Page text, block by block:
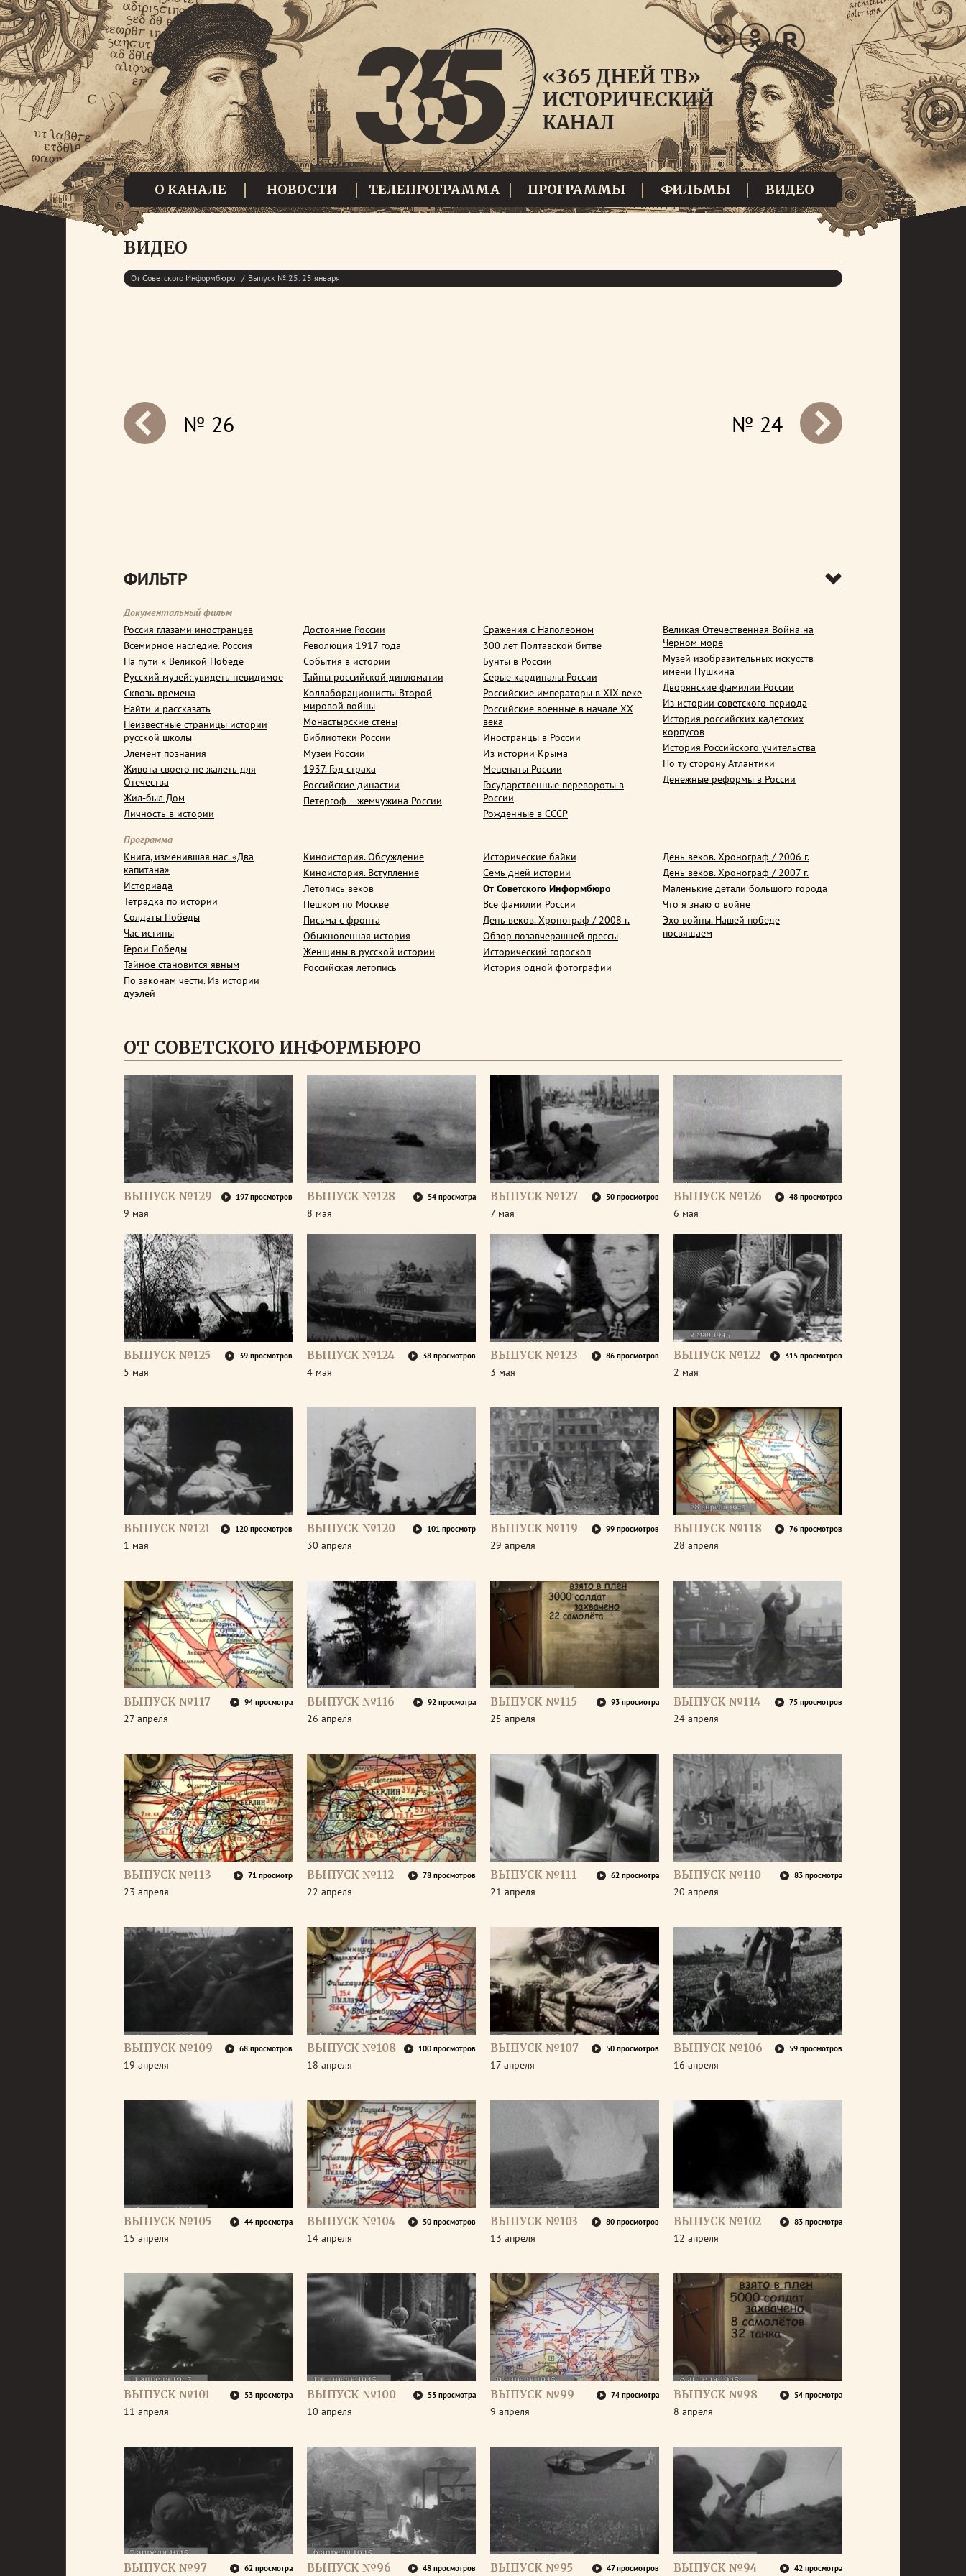
О КАНАЛЕ НОВОСТИ ТЕЛЕПРОГРАММА ПРОГРАММЫ ФИЛЬМЫ ВИДЕО
ВИДЕО
От Советского Информбюро Выпуск № 25. 25 января
prev
№ 24
№ 26
ФИЛЬТР
Документальный фильм
Россия глазами иностранцев
Всемирное наследие. Россия
На пути к Великой Победе
Русский музей: увидеть невидимое
Сквозь времена
Найти и рассказать
Неизвестные страницы истории
русской школы
Элемент познания
Живота своего не жалеть для
Отечества
Жил-был Дом
Личность в истории
Достояние России
Революция 1917 года
События в истории
Тайны российской дипломатии
Коллаборационисты Второй
мировой войны
Монастырские стены
Библиотеки России
Музеи России
1937. Год страха
Российские династии
Петергоф – жемчужина России
Сражения с Наполеоном
300 лет Полтавской битве
Бунты в России
Серые кардиналы России
Российские императоры в XIX веке
Российские военные в начале ХХ
века
Иностранцы в России
Из истории Крыма
Меценаты России
Государственные перевороты в
России
Рожденные в СССР
Великая Отечественная Война на
Черном море
Музей изобразительных искусств
имени Пушкина
Дворянские фамилии России
Из истории советского периода
История российских кадетских
корпусов
История Российского учительства
По ту сторону Атлантики
Денежные реформы в России
Программа
Книга, изменившая нас. «Два
капитана»
Историада
Тетрадка по истории
Солдаты Победы
Час истины
Герои Победы
Тайное становится явным
По законам чести. Из истории
дуэлей
Киноистория. Обсуждение
Киноистория. Вступление
Летопись веков
Пешком по Москве
Письма с фронта
Обыкновенная история
Женщины в русской истории
Российская летопись
Исторические байки
Семь дней истории
От Советского Информбюро
Все фамилии России
День веков. Хронограф / 2008 г.
Обзор позавчерашней прессы
Исторический гороскоп
История одной фотографии
День веков. Хронограф / 2006 г.
День веков. Хронограф / 2007 г.
Маленькие детали большого города
Что я знаю о войне
Эхо войны. Нашей победе
посвящаем
ОТ СОВЕТСКОГО ИНФОРМБЮРО
ВЫПУСК №129 197 просмотров
9 мая
ВЫПУСК №128 54 просмотра
8 мая
ВЫПУСК №127 50 просмотров
7 мая
ВЫПУСК №126 48 просмотров
6 мая
ВЫПУСК №125 39 просмотров
5 мая
ВЫПУСК №124 38 просмотров
4 мая
ВЫПУСК №123 86 просмотров
3 мая
ВЫПУСК №122 315 просмотров
2 мая
ВЫПУСК №121 120 просмотров
1 мая
ВЫПУСК №120 101 просмотр
30 апреля
ВЫПУСК №119 99 просмотров
29 апреля
ВЫПУСК №118 76 просмотров
28 апреля
ВЫПУСК №117 94 просмотра
27 апреля
ВЫПУСК №116 92 просмотра
26 апреля
ВЫПУСК №115 93 просмотра
25 апреля
ВЫПУСК №114 75 просмотров
24 апреля
ВЫПУСК №113 71 просмотр
23 апреля
ВЫПУСК №112 78 просмотров
22 апреля
ВЫПУСК №111 62 просмотра
21 апреля
ВЫПУСК №110 83 просмотра
20 апреля
ВЫПУСК №109 68 просмотров
19 апреля
ВЫПУСК №108 100 просмотров
18 апреля
ВЫПУСК №107 50 просмотров
17 апреля
ВЫПУСК №106 59 просмотров
16 апреля
ВЫПУСК №105 44 просмотра
15 апреля
ВЫПУСК №104 50 просмотров
14 апреля
ВЫПУСК №103 80 просмотров
13 апреля
ВЫПУСК №102 83 просмотра
12 апреля
ВЫПУСК №101 53 просмотра
11 апреля
ВЫПУСК №100 53 просмотра
10 апреля
ВЫПУСК №99 74 просмотра
9 апреля
ВЫПУСК №98 54 просмотра
8 апреля
ВЫПУСК №97 62 просмотра ВЫПУСК №96 48 просмотров ВЫПУСК №95 47 просмотров ВЫПУСК №94 42 просмотра